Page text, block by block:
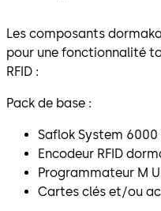
Les composants
pour une fonctionnalité
RFID :
Pack de base :
Saflok System 6000
Encodeur RFID
Programmateur M
Cartes clés et/ou